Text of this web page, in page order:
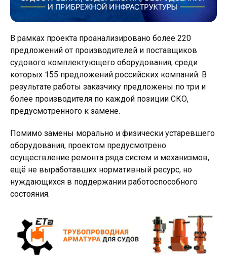
В рамках проекта проанализировано более 220
предложений от производителей и поставщиков
судового комплектующего оборудования, среди
которых 155 предложений российских компаний. В
результате работы заказчику предложены по три и
более производителя по каждой позиции СКО,
предусмотренного к замене.
Помимо замены морально и физически устаревшего
оборудования, проектом предусмотрено
осуществление ремонта ряда систем и механизмов,
ещё не выработавших нормативный ресурс, но
нуждающихся в поддержании работоспособного
состояния.